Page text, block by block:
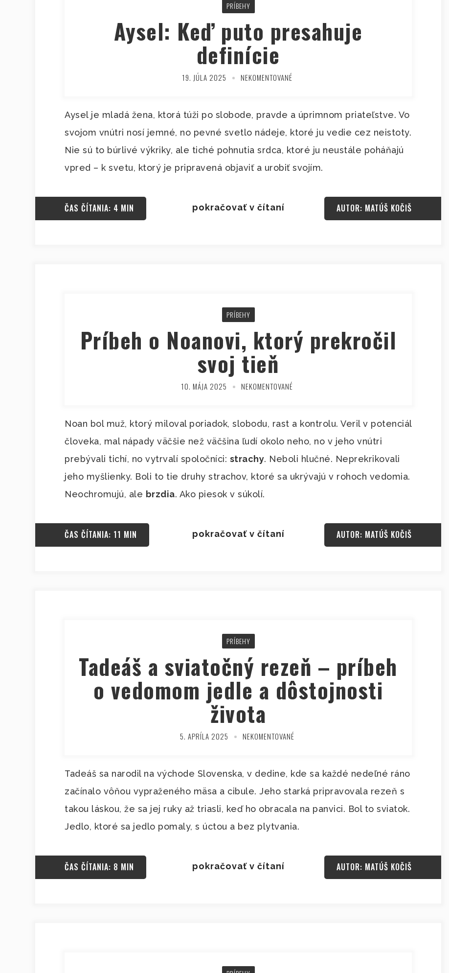
PRÍBEHY
Aysel: Keď puto presahuje
definície
19. JÚLA 2025 NEKOMENTOVANÉ
Aysel je mladá žena, ktorá túži po slobode, pravde a úprimnom priateľstve. Vo
svojom vnútri nosí jemné, no pevné svetlo nádeje, ktoré ju vedie cez neistoty.
Nie sú to búrlivé výkriky, ale tiché pohnutia srdca, ktoré ju neustále poháňajú
vpred – k svetu, ktorý je pripravená objaviť a urobiť svojím.
pokračovať v čítaní
ČAS ČÍTANIA: 4 MIN AUTOR: MATÚŠ KOČIŠ
PRÍBEHY
Príbeh o Noanovi, ktorý prekročil
svoj tieň
10. MÁJA 2025 NEKOMENTOVANÉ
Noan bol muž, ktorý miloval poriadok, slobodu, rast a kontrolu. Veril v potenciál
človeka, mal nápady väčšie než väčšina ľudí okolo neho, no v jeho vnútri
prebývali tichí, no vytrvalí spoločníci: strachy. Neboli hlučné. Neprekrikovali
jeho myšlienky. Boli to tie druhy strachov, ktoré sa ukrývajú v rohoch vedomia.
Neochromujú, ale brzdia. Ako piesok v súkolí.
pokračovať v čítaní
ČAS ČÍTANIA: 11 MIN AUTOR: MATÚŠ KOČIŠ
PRÍBEHY
Tadeáš a sviatočný rezeň – príbeh
o vedomom jedle a dôstojnosti
života
5. APRÍLA 2025 NEKOMENTOVANÉ
Tadeáš sa narodil na východe Slovenska, v dedine, kde sa každé nedeľné ráno
začínalo vôňou vypraženého mäsa a cibule. Jeho starká pripravovala rezeň s
takou láskou, že sa jej ruky až triasli, keď ho obracala na panvici. Bol to sviatok.
Jedlo, ktoré sa jedlo pomaly, s úctou a bez plytvania.
pokračovať v čítaní
ČAS ČÍTANIA: 8 MIN AUTOR: MATÚŠ KOČIŠ